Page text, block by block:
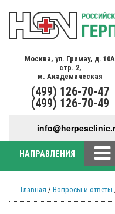
Москва, ул. Гримау, д.
стр. 2,
м. Академическая
(499) 126-70-47
(499) 126-70-49
НАПРАВЛЕНИЯ
Главная / Вопросы и ответы